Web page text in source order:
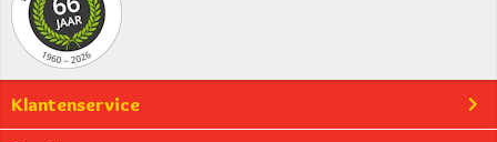
Klantenservice